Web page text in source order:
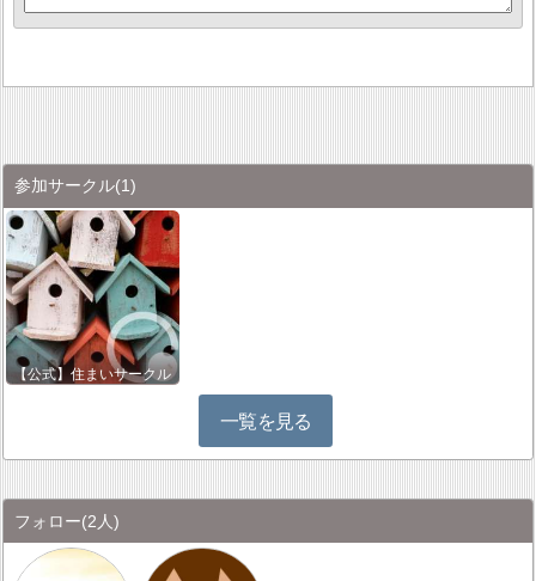
参加サークル(1)
【公式】住まいサークル
一覧を見る
フォロー(2人)